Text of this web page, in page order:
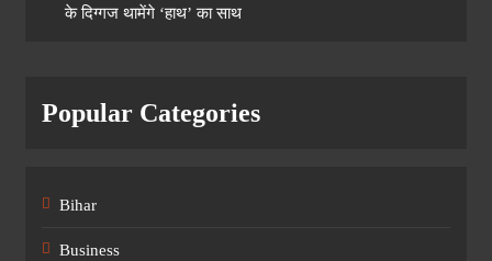
के दिग्गज थामेंगे ‘हाथ’ का साथ
Popular Categories
Bihar
Business